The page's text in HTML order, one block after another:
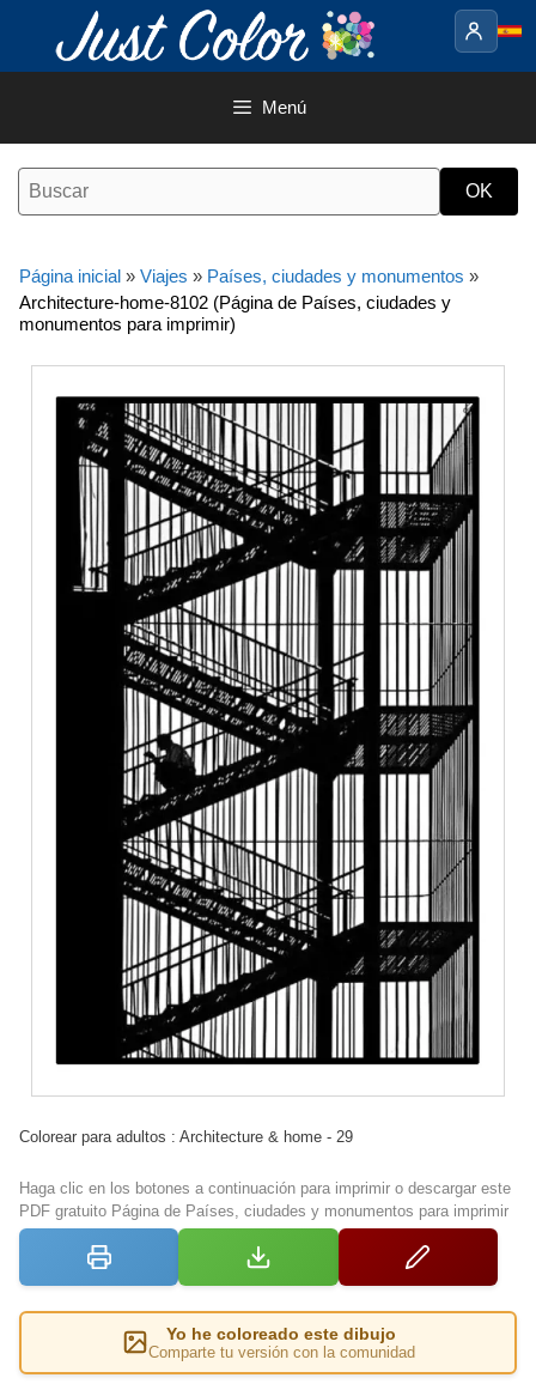
contenido
Menú
Página inicial » Viajes » Países, ciudades y monumentos »
Architecture-home-8102 (Página de Países, ciudades y
monumentos para imprimir)
Colorear para adultos : Architecture & home - 29
Haga clic en los botones a continuación para imprimir o descargar este
PDF gratuito Página de Países, ciudades y monumentos para imprimir
Yo he coloreado este dibujo
Comparte tu versión con la comunidad